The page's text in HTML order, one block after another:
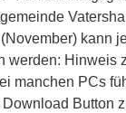
kann
werden: Hinweis
manchen PCs
Button